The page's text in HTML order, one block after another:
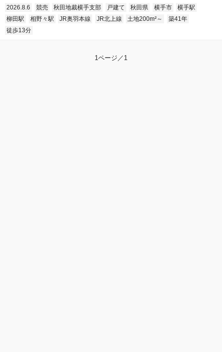
2026.8.6 競売 秋田地裁横手支部 戸建て 秋田県 横手市
横手駅
柳田駅
相野々駅 JR奥羽本線 JR北上線 土地200m²～
築41年
徒歩13分
1ページ／1